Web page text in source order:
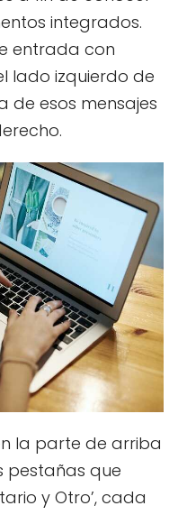
integrados.
entrada con
lado izquierdo de
de esos mensajes
la parte de arriba
pestañas que
y Otro’, cada